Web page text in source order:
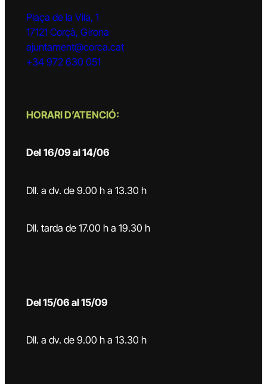
Plaça de la Vila, 1
17121 Corçà, Girona
ajuntament@corca.cat
+34 972 630 051
HORARI D’ATENCIÓ:
Del 16/09 al 14/06
Dll. a dv. de 9.00 h a 13.30 h
Dll. tarda de 17.00 h a 19.30 h
Del 15/06 al 15/09
Dll. a dv. de 9.00 h a 13.30 h